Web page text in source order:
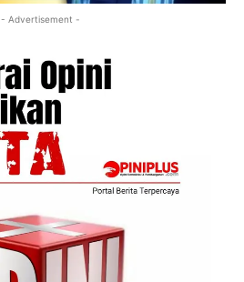
- Advertisement -